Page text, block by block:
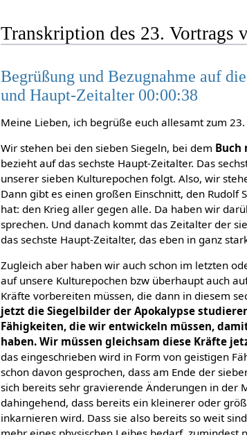
Transkription des 23. Vortrags
Begrüßung und Bezugnahme auf
und Haupt-Zeitalter 00:00:38
Meine Lieben, ich begrüße euch allesamt zum
Wir stehen bei den sieben Siegeln, bei dem Buch
bezieht auf das sechste Haupt-Zeitalter. Das
unserer sieben Kulturepochen folgt. Also, wir
Dann gibt es einen großen Einschnitt, den
hat: den Krieg aller gegen alle. Da haben wir
sprechen. Und danach kommt das Zeitalter der
das sechste Haupt-Zeitalter, das eben in ganz
Zugleich aber haben wir auch schon im letzten
auf unsere Kulturepochen bzw überhaupt auch
Kräfte vorbereiten müssen, die dann in diesem
jetzt die Siegelbilder der Apokalypse
Fähigkeiten, die wir entwickeln müssen,
haben. Wir müssen gleichsam diese Kräfte
das eingeschrieben wird in Form von geistigen
schon davon gesprochen, dass am Ende der
sich bereits sehr gravierende Änderungen in der
dahingehend, dass bereits ein kleinerer oder
inkarnieren wird. Dass sie also bereits so weit